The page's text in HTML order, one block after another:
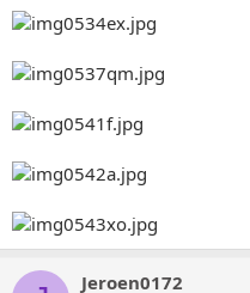
Jeroen0172